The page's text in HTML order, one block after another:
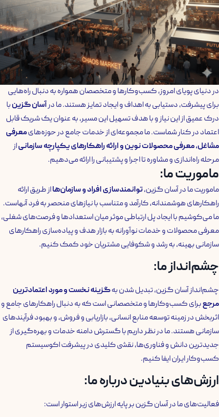
در دنیای پویای امروز، کسب‌وکارها و متخصصان همواره به دنبال راه‌هایی
برای پیشرفت، دستیابی به اهداف و ایجاد تمایز هستند. ما درآسان گزینبا
درک عمیق از این نیاز و با هدف تسهیل این مسیر، به عنوان یک شریک قابل
اعتماد در کنار شماست. ما مجموعه‌ای از خدمات جامع در حوزه‌هایمعرفی
مشاغل، معرفی محصولات نوین و ارائه راهکارهای یکپارچه سازمانیاز
مرحله راه‌اندازی و مشاوره تا اجرا و پشتیبانی را ارائه می‌دهیم.
ماموریت ما:
ماموریت ما در آسان گزین،توانمندسازی افراد و سازمان‌هااز طریق ارائه
راهکارهای هوشمندانه، کارآمد و متناسب با نیازهای منحصر به فرد آنهاست.
ما می‌کوشیم با ایجاد پل ارتباطی موثر میان استعدادها و فرصت‌های شغلی،
معرفی محصولات و خدمات نوآورانه به بازار هدف و پیاده‌سازی راهکارهای
سازمانی بهینه، به رشد و شکوفایی مشتریان خود کمک کنیم.
چشم‌انداز ما:
چشم‌انداز آسان گزین، تبدیل شدن بهگزینه نخست و مورد اعتمادترین
مرجعبرای کسب‌وکارها و متخصصانی است که به دنبال راهکارهای جامع و
اثربخش در زمینه توسعه منابع انسانی، بازاریابی و فروش، و بهبود فرآیندهای
سازمانی هستند. ما در نظر داریم با گسترش دامنه خدمات و بهره‌گیری از
جدیدترین دانش و فناوری‌ها، نقشی کلیدی در پیشرفت اکوسیستم
کسب‌وکار ایران ایفا کنیم.
ارزش‌های بنیادین درباره ما:
فعالیت‌های ما در آسان گزین بر پایه ارزش‌های زیر استوار است: